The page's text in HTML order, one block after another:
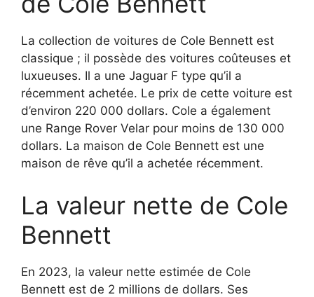
La collection de voitures de Cole Bennett est
classique ; il possède des voitures coûteuses et
luxueuses. Il a une Jaguar F type qu’il a
récemment achetée. Le prix de cette voiture est
d’environ 220 000 dollars. Cole a également
une Range Rover Velar pour moins de 130 000
dollars. La maison de Cole Bennett est une
maison de rêve qu’il a achetée récemment.
La valeur nette de Cole
Bennett
En 2023, la valeur nette estimée de Cole
Bennett est de 2 millions de dollars. Ses